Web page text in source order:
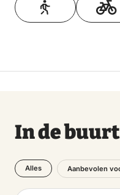
In de buurt
Alles Aanbevolen